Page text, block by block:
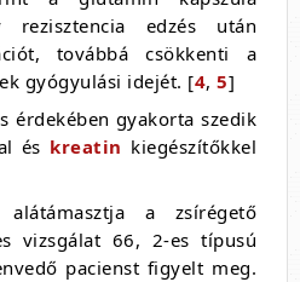
rezisztencia edzés után
továbbá csökkenti a
gyógyulási idejét. [4, 5]
érdekében gyakorta szedik
és kreatin kiegészítőkkel
a zsírégető
vizsgálat 66, 2-es típusú
pacienst figyelt meg.